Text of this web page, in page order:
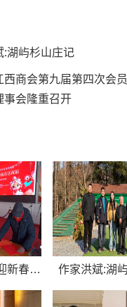
:湖屿杉山庄记
西商会第九届第四次会
事会隆重召开
墨香暖基层 万福迎新春I 疏附县“万福迎春”公益文明实践活动启幕 作家洪斌:湖